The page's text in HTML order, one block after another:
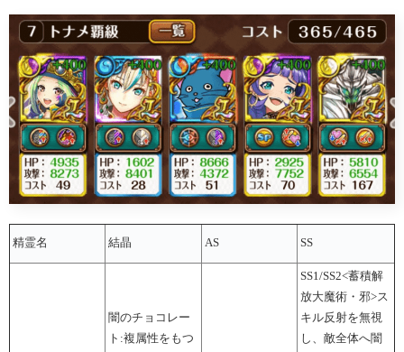
精霊名 結晶 AS SS
闇のチョコレー
ト:複属性をもつ
SS1/SS2<蓄積解
放大魔術・邪>ス
キル反射を無視
し、敵全体へ闇